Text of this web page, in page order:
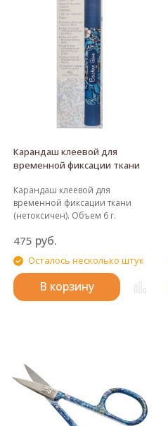
Карандаш клеевой для
временной фиксации ткани
Карандаш клеевой для
временной фиксации ткани
(нетоксичен). Объем 6 г.
булавкам или намётке -
временное склеивание (до 3
минут). Высыхает, очищается и
смывается. Идеально подходит
для стеганых одеял,
аппликаций и поделок и т.д.
дизайн поворотной ручки.
Материал содержимого: ПВП,
глицерин, вода. Размеры
изделия: 19,2 х 6,7 х 2,5 см. Вес
брутто товара: 30 г.
475 руб.
Осталось несколько штук
В корзину